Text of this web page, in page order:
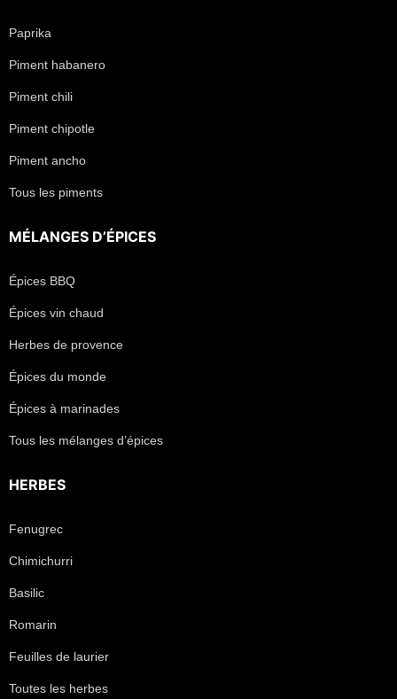
Paprika
Piment habanero
Piment chili
Piment chipotle
Piment ancho
Tous les piments
MÉLANGES D’ÉPICES
Épices BBQ
Épices vin chaud
Herbes de provence
Épices du monde
Épices à marinades
Tous les mélanges d’épices
HERBES
Fenugrec
Chimichurri
Basilic
Romarin
Feuilles de laurier
Toutes les herbes